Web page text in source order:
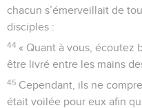
chacun s’émerveillait de
disciples :
44 « Quant à vous, écoutez
être livré entre les mains
45 Cependant, ils ne
était voilée pour eux afin